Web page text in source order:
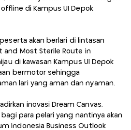
di Kampus UI Depok
akan berlari di lintasan
and Most Sterile Route in
di kawasan Kampus UI Depok
bermotor sehingga
lari yang aman dan nyaman.
inovasi Dream Canvas,
para pelari yang nantinya akan
Indonesia Business Outlook